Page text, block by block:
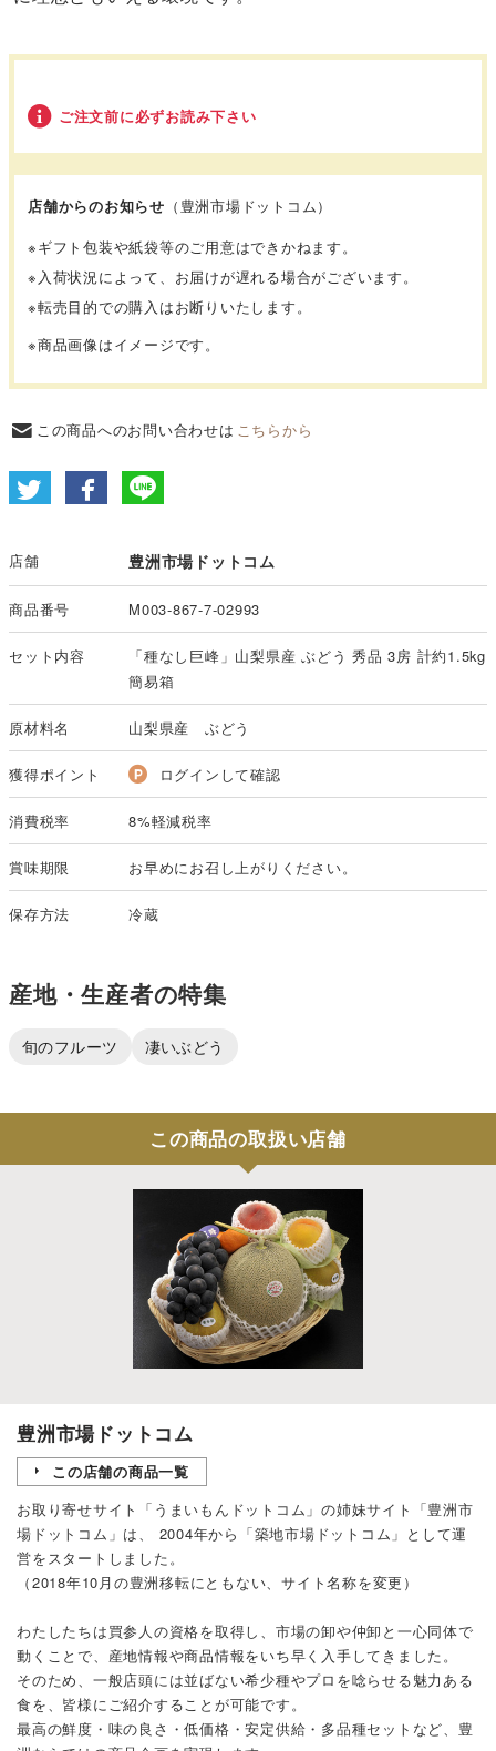
ご注文前に必ずお読み下さい
店舗からのお知らせ （豊洲市場ドットコム）
※ギフト包装や紙袋等のご用意はできかねます。
※入荷状況によって、お届けが遅れる場合がございます。
※転売目的での購入はお断りいたします。
※商品画像はイメージです。
この商品へのお問い合わせは こちらから
店舗 豊洲市場ドットコム
商品番号 M003-867-7-02993
セット内容
「種なし巨峰」山梨県産 ぶどう 秀品 3房 計約1.5kg
簡易箱
原材料名 山梨県産 ぶどう
獲得ポイント ログインして確認
消費税率 8%軽減税率
賞味期限 お早めにお召し上がりください。
保存方法 冷蔵
産地・生産者の特集
旬のフルーツ 凄いぶどう
この商品の取扱い店舗
豊洲市場ドットコム
この店舗の商品一覧
お取り寄せサイト「 うまいもんドットコム 」の姉妹サイト「豊洲市
場ドットコム 」は、 2004年から「築地市場ドットコム」として運
営をスタートしました。
（2018年10月の豊洲移転にともない、サイト名称を変更）
わたしたちは買参人の資格を取得し、市場の卸や仲卸と一心同体で
動くことで、産地情報や商品情報をいち早く入手してきました。
そのため、一般店頭には並ばない希少種やプロを唸らせる魅力ある
食を、皆様にご紹介することが可能です。
最高の鮮度・味の良さ・低価格・安定供給・多品種セットなど、豊